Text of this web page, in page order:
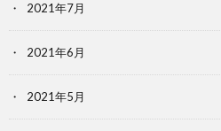
2021年7月
2021年6月
2021年5月